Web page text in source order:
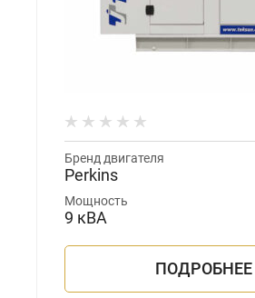
Бренд двигателя
Perkins
Мощность
9 кВА
ПОДРОБНЕЕ